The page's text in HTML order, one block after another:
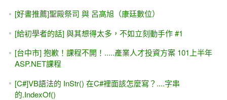
[好書推薦]聖殿祭司 與 呂高旭（康廷數位）
[給初學者的話] 與其想得太多，不如立刻動手作 #1
[台中市] 抱歉！課程不開！.....產業人才投資方案 101上半年
ASP.NET課程
[C#]VB語法的 InStr() 在C#裡面該怎麼寫？....字串
的.IndexOf()